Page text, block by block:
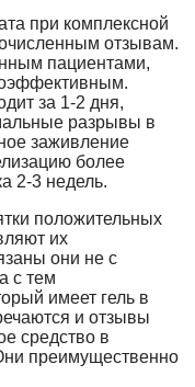
при комплексной
отзывам.
пациентами,
за 1-2 дня,
разрывы в
заживление
более
2-3 недель.
положительных
их
они не с
с тем
имеет гель в
и отзывы
средство в
преимущественно